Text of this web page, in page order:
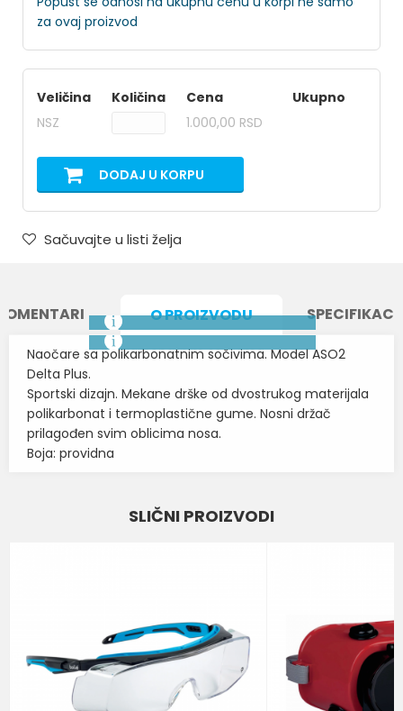
za ovaj proizvod
Veličina Količina Cena
Ukupno
NSZ
1.000,00 RSD
DODAJ U KORPU
Sačuvajte u listi želja
O PROIZVODU
Naočare sa polikarbonatnim sočivima. Model ASO2
Delta Plus.
Sportski dizajn. Mekane drške od dvostrukog materijala
polikarbonat i termoplastične gume. Nosni držač
prilagođen svim oblicima nosa.
Boja: providna
ZAŠTITNE NAOČARE
SLIČNI PROIZVODI